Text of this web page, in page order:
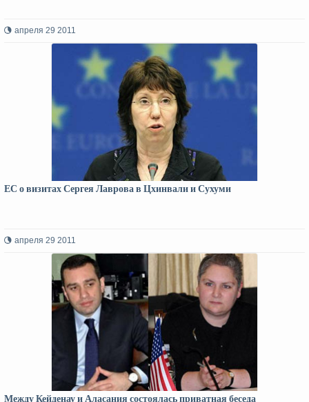
апреля 29 2011
ЕС о визитах Сергея Лаврова в Цхинвали и Сухуми
апреля 29 2011
Между Кейденау и Аласания состоялась приватная беседа